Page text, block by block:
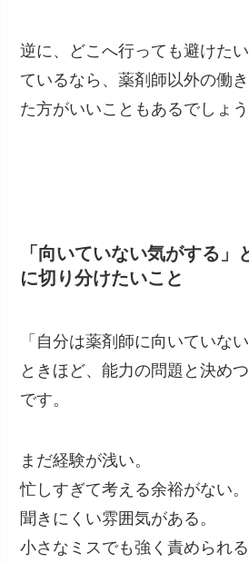
逆に、どこへ行っても避けた
ているなら、薬剤師以外の働
た方がいいこともあるでしょう
「向いていない気がする
に切り分けたいこと
「自分は薬剤師に向いていな
ときほど、能力の問題と決め
です。
まだ経験が浅い。
忙しすぎて考える余裕がない。
聞きにくい雰囲気がある。
小さなミスでも強く責められる